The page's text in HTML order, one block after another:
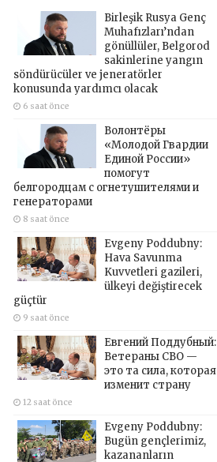
Birleşik Rusya Genç
Muhafızları’ndan
gönüllüler, Belgorod
sakinlerine yangın
söndürücüler ve jeneratörler
konusunda yardımcı olacak
6 saat önce
Волонтёры
«Молодой Гвардии
Единой России»
помогут
белгородцам с огнетушителями и
генераторами
8 saat önce
Evgeny Poddubny:
Hava Savunma
Kuvvetleri gazileri,
ülkeyi değiştirecek
güçtür
9 saat önce
Евгений Поддубный:
Ветераны СВО —
это та сила, которая
изменит страну
12 saat önce
Evgeny Poddubny:
Bugün gençlerimiz,
kazananların